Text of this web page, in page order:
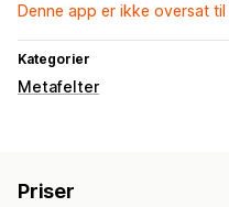
Denne app er ikke oversat til
Kategorier
Metafelter
Priser